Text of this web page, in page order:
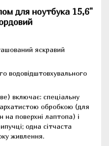
для ноутбука 15,6"
яскравий
водовідштовхувального
включає: спеціальну
обробкою (для
на поверхні лаптопа) і
одна сітчаста
живлення.